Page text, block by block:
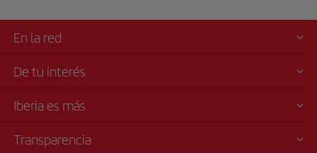
En la red
De tu interés
Iberia es más
Transparencia